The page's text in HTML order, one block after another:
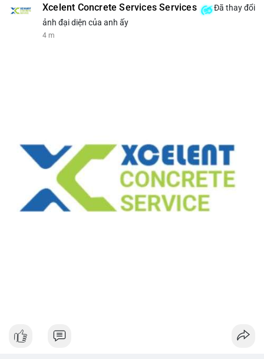
Xcelent Concrete Services Services
Đã thay đổi
ảnh đại diện của anh ấy
4 m